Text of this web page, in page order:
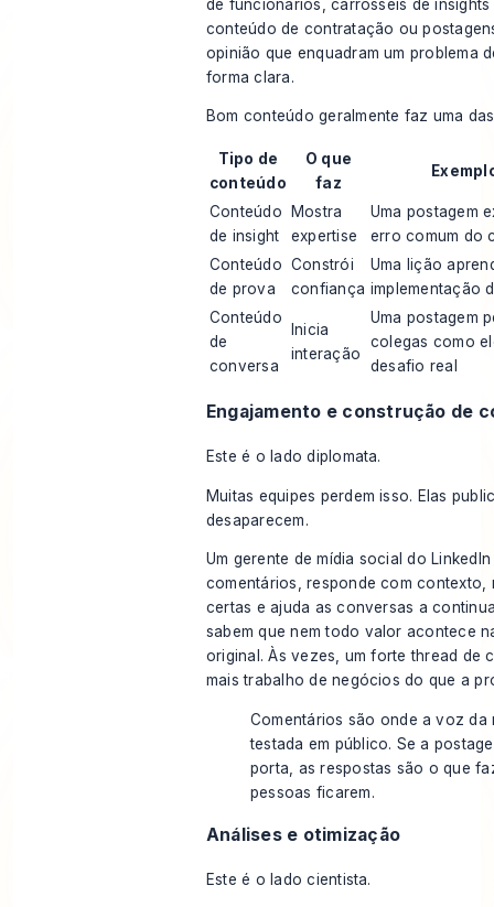
de funcionários, carrosséis de insights
conteúdo de contratação ou
opinião que enquadram um problema
forma clara.
Bom conteúdo geralmente faz uma
Tipo de
conteúdo
O que
faz
Conteúdo
de insight
Mostra
expertise
Uma postagem
erro comum do
Conteúdo
de prova
Constrói
confiança
Uma lição
implementação
Conteúdo
de
conversa
Inicia
interação
Uma postagem
colegas como
desafio real
Engajamento e construção de
Este é o lado diplomata.
Muitas equipes perdem isso. Elas
desaparecem.
Um gerente de mídia social do
comentários, responde com contexto,
certas e ajuda as conversas a
sabem que nem todo valor acontece
original. Às vezes, um forte thread de
mais trabalho de negócios do que a
Comentários são onde a voz da
testada em público. Se a
porta, as respostas são o que
pessoas ficarem.
Análises e otimização
Este é o lado cientista.